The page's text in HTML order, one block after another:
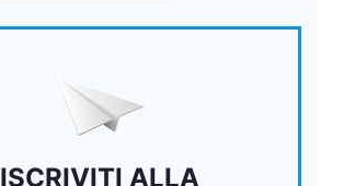
ISCRIVITI ALLA